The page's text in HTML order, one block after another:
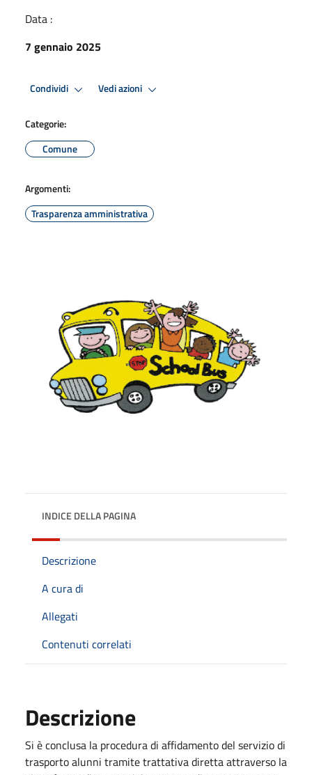
Data :
7 gennaio 2025
Condividi Vedi azioni
Categorie:
Comune
Argomenti:
Trasparenza amministrativa
INDICE DELLA PAGINA
Descrizione
A cura di
Allegati
Contenuti correlati
Descrizione
Si è conclusa la procedura di affidamento del servizio di
trasporto alunni tramite trattativa diretta attraverso la